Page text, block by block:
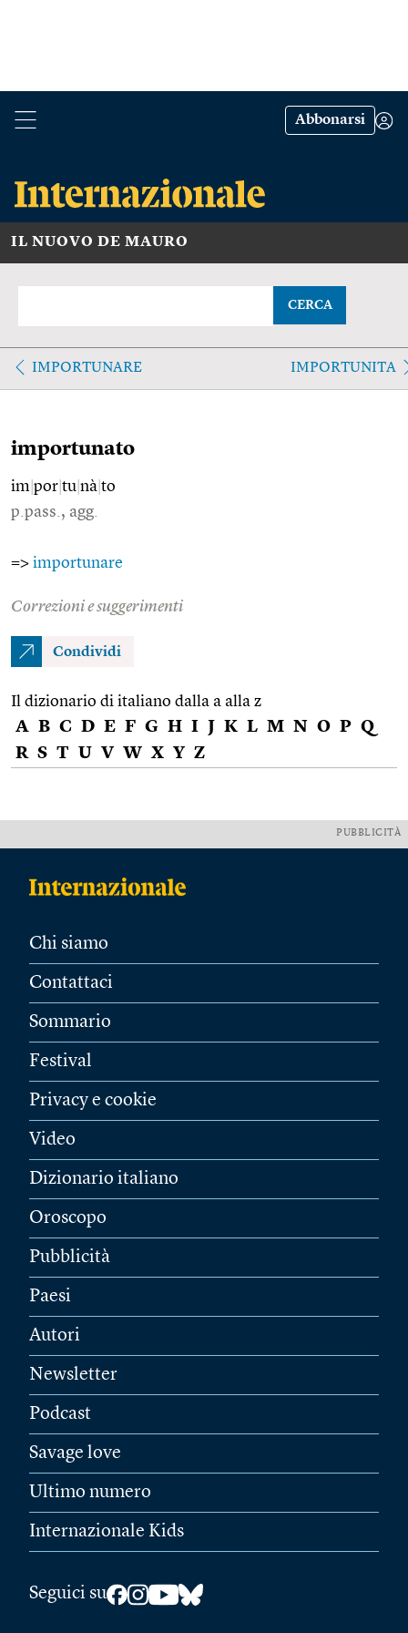
Abbonarsi
IL NUOVO DE MAURO
CERCA
IMPORTUNARE IMPORTUNITA
importunato
im por tu nà to
p.pass., agg.
=> importunare
Correzioni e suggerimenti
Condividi
Il dizionario di italiano dalla a alla z
A B C D E F G H I J K L M N O P Q
R S T U V W X Y Z
PUBBLICITÀ
Chi siamo
Contattaci
Sommario
Festival
Privacy e cookie
Video
Dizionario italiano
Oroscopo
Pubblicità
Paesi
Autori
Newsletter
Podcast
Savage love
Ultimo numero
Internazionale Kids
Seguici su